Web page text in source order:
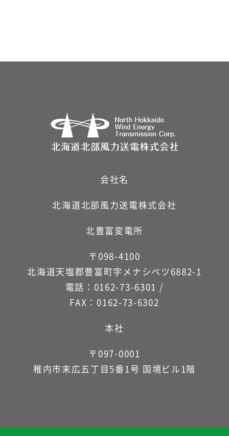
会社名
北海道北部風力送電株式会社
北豊富変電所
〒098-4100
北海道天塩郡豊富町字メナシベツ6882-1
電話：0162-73-6301 /
FAX：0162-73-6302
本社
〒097-0001
稚内市末広五丁目5番1号 国境ビル1階